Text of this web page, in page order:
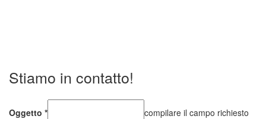
Stiamo in contatto!
Oggetto * compilare il campo richiesto